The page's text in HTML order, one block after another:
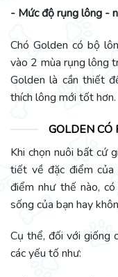
- Mức độ rụng lông -
Chó Golden có bộ
vào 2 mùa rụng lông
Golden là cần thiết
thích lông mới tốt hơn.
GOLDEN CÓ
Khi chọn nuôi bất cứ
tiết về đặc điểm của
điểm như thế nào,
sống của bạn hay
Cụ thể, đối với giống
các yếu tố như: